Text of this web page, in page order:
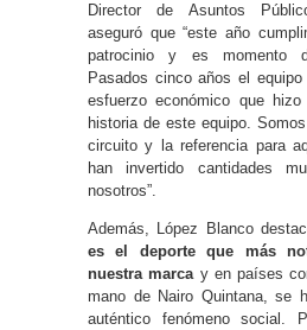
Director de Asuntos
aseguró que “este año
patrocinio y es momento
Pasados cinco años el
esfuerzo económico que
historia de este equipo.
circuito y la referencia para
han invertido cantidades
nosotros”.
Además, López Blanco
es el deporte que más
nuestra marcay en países
mano de Nairo Quintana, se
auténtico fenómeno social.